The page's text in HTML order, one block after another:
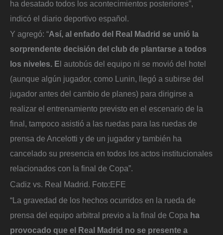
ha desatado todos los acontecimientos posteriores”,
indicó el diario deportivo español.
Y agregó: “Así, al enfado del Real Madrid se unió la
sorprendente decisión del club de plantarse a todos
los niveles. El autobús del equipo ni se movió del hotel
(aunque algún jugador, como Lunin, llegó a subirse del
jugador antes del cambio de planes) para dirigirse a
realizar el entrenamiento previsto en el escenario de la
final, tampoco asistió a las ruedas para las ruedas de
prensa de Ancelotti y de un jugador y también ha
cancelado su presencia en todos los actos institucionales
relacionados con la final de Copa”.
Cadiz vs. Real Madrid. Foto:EFE
“La gravedad de los hechos ocurridos en la rueda de
prensa del equipo arbitral previo a la final de Copa ha
provocado que el Real Madrid no se presente a